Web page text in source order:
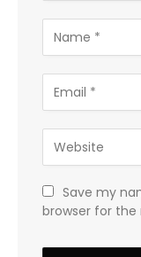
Save my
browser for